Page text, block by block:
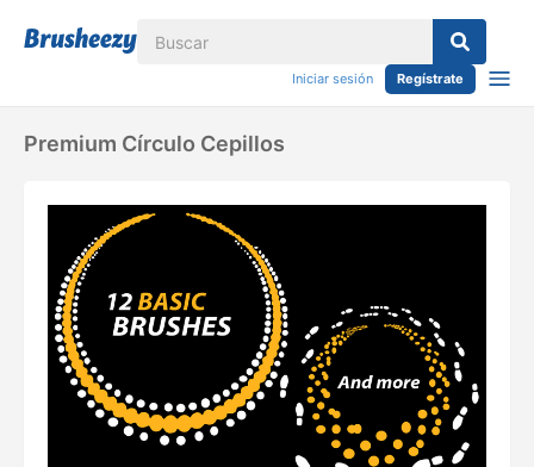
Iniciar sesión Regístrate
Premium Círculo Cepillos